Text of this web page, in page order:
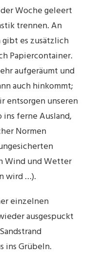
Woche geleert
trennen. An
es zusätzlich
Papiercontainer.
aufgeräumt und
auch hinkommt;
entsorgen unseren
ins ferne Ausland,
Normen
Wind und Wetter
wird …).
einzelnen
ausgespuckt
ins Grübeln.